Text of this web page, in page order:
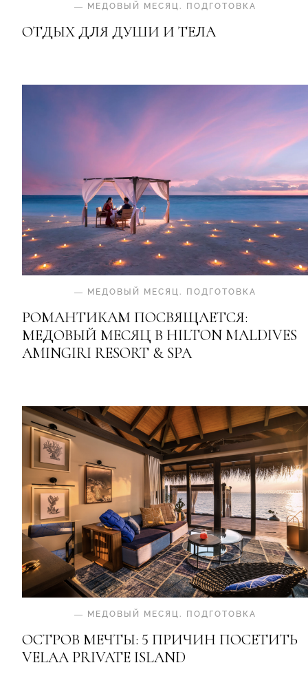
— МЕДОВЫЙ МЕСЯЦ . ПОДГОТОВКА
ОТДЫХ ДЛЯ ДУШИ И ТЕЛА
— МЕДОВЫЙ МЕСЯЦ. ПОДГОТОВКА
РОМАНТИКАМ ПОСВЯЩАЕТСЯ:
МЕДОВЫЙ МЕСЯЦ В HILTON MALDIVES
AMINGIRI RESORT & SPA
— МЕДОВЫЙ МЕСЯЦ. ПОДГОТОВКА
ОСТРОВ МЕЧТЫ: 5 ПРИЧИН ПОСЕТИТЬ
VELAA PRIVATE ISLAND